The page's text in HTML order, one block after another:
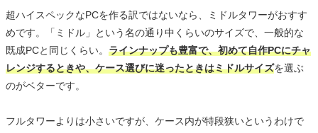
超ハイスペックなPCを作る訳ではないなら、ミドルタワーがおすす
めです。「ミドル」という名の通り中くらいのサイズで、一般的な
既成PCと同じくらい。 ラインナップも豊富で、初めて自作PCにチャ
レンジするときや、ケース選びに迷ったときはミドルサイズを選ぶ
のがベターです。
フルタワーよりは小さいですが、ケース内が特段狭いというわけで